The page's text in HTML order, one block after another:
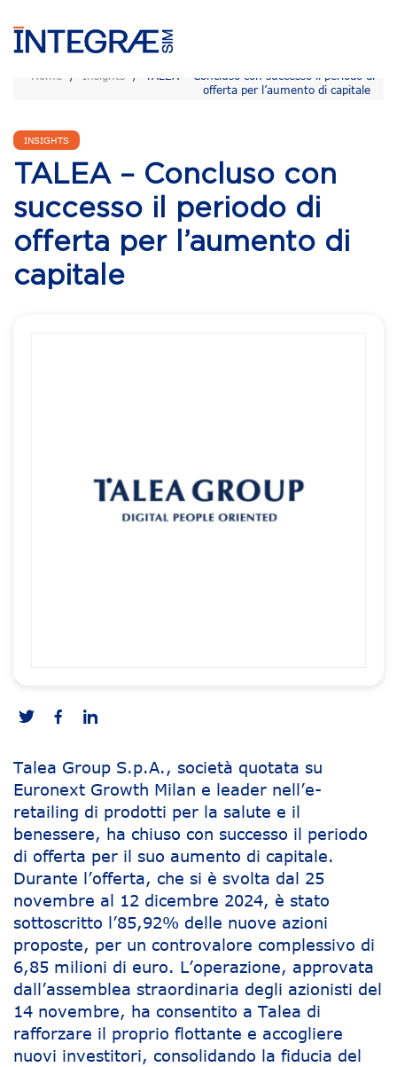
Home / Insights /
TALEA – Concluso con successo il periodo di
offerta per l’aumento di capitale
INSIGHTS
TALEA – Concluso con
successo il periodo di
offerta per l’aumento di
capitale
Talea Group S.p.A., società quotata su
Euronext Growth Milan e leader nell’e-
retailing di prodotti per la salute e il
benessere, ha chiuso con successo il periodo
di offerta per il suo aumento di capitale.
Durante l’offerta, che si è svolta dal 25
novembre al 12 dicembre 2024, è stato
sottoscritto l’85,92% delle nuove azioni
proposte, per un controvalore complessivo di
6,85 milioni di euro. L’operazione, approvata
dall’assemblea straordinaria degli azionisti del
14 novembre, ha consentito a Talea di
rafforzare il proprio flottante e accogliere
nuovi investitori, consolidando la fiducia del